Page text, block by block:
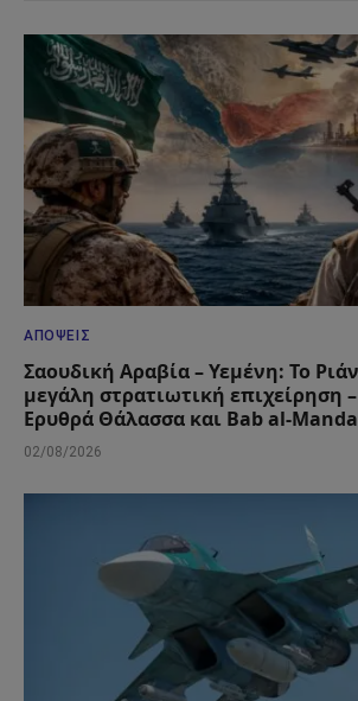
ΑΠΌΨΕΙΣ
Σαουδική Αραβία – Υεμένη: Το
μεγάλη στρατιωτική επιχείρηση
Ερυθρά Θάλασσα και Bab al-
02/08/2026